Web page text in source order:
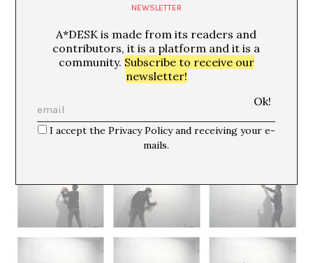
NEWSLETTER
A*DESK is made from its readers and
contributors, it is a platform and it is a
community. Subscribe to receive our
newsletter!
I accept the Privacy Policy and receiving your e-
mails.